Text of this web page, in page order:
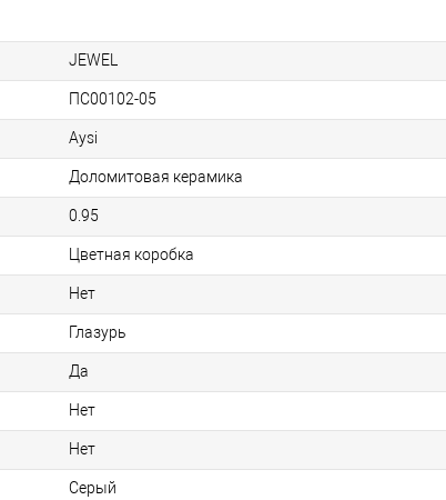
JEWEL
ПС00102-05
Aysi
Доломитовая керамика
0.95
Цветная коробка
Нет
Глазурь
Да
Нет
Нет
Серый